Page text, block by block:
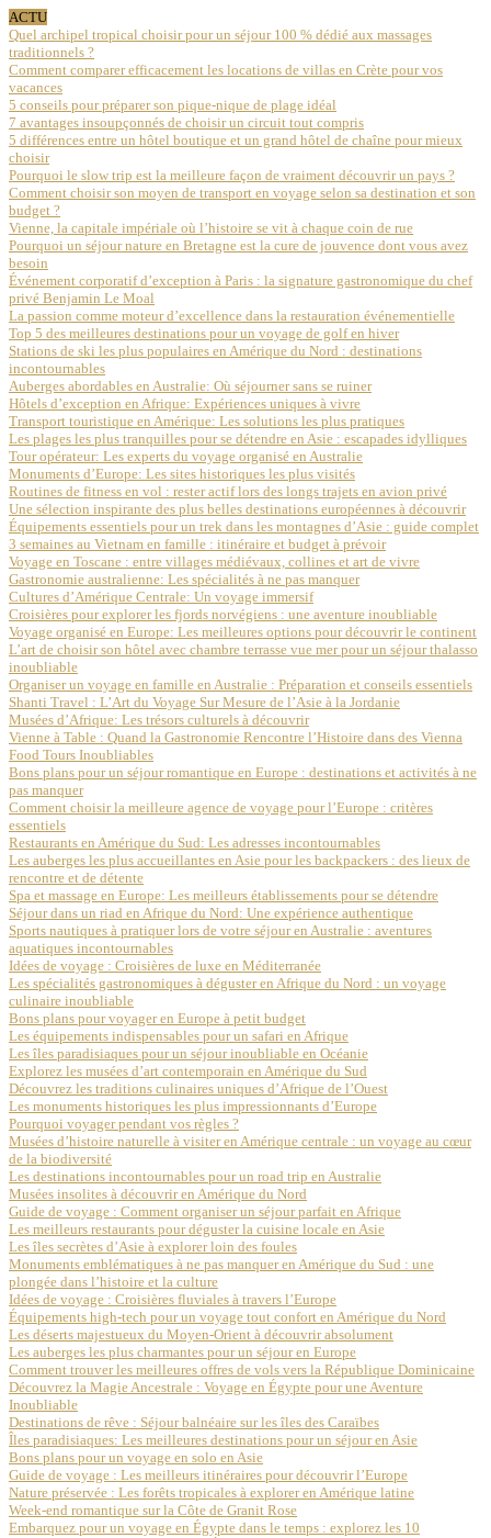
ACTU
Quel archipel tropical choisir pour un séjour 100 % dédié aux massages
traditionnels ?
Comment comparer efficacement les locations de villas en Crète pour vos
vacances
5 conseils pour préparer son pique-nique de plage idéal
7 avantages insoupçonnés de choisir un circuit tout compris
5 différences entre un hôtel boutique et un grand hôtel de chaîne pour mieux
choisir
Pourquoi le slow trip est la meilleure façon de vraiment découvrir un pays ?
Comment choisir son moyen de transport en voyage selon sa destination et son
budget ?
Vienne, la capitale impériale où l’histoire se vit à chaque coin de rue
Pourquoi un séjour nature en Bretagne est la cure de jouvence dont vous avez
besoin
Événement corporatif d’exception à Paris : la signature gastronomique du chef
privé Benjamin Le Moal
La passion comme moteur d’excellence dans la restauration événementielle
Top 5 des meilleures destinations pour un voyage de golf en hiver
Stations de ski les plus populaires en Amérique du Nord : destinations
incontournables
Auberges abordables en Australie: Où séjourner sans se ruiner
Hôtels d’exception en Afrique: Expériences uniques à vivre
Transport touristique en Amérique: Les solutions les plus pratiques
Les plages les plus tranquilles pour se détendre en Asie : escapades idylliques
Tour opérateur: Les experts du voyage organisé en Australie
Monuments d’Europe: Les sites historiques les plus visités
Routines de fitness en vol : rester actif lors des longs trajets en avion privé
Une sélection inspirante des plus belles destinations européennes à découvrir
Équipements essentiels pour un trek dans les montagnes d’Asie : guide complet
3 semaines au Vietnam en famille : itinéraire et budget à prévoir
Voyage en Toscane : entre villages médiévaux, collines et art de vivre
Gastronomie australienne: Les spécialités à ne pas manquer
Cultures d’Amérique Centrale: Un voyage immersif
Croisières pour explorer les fjords norvégiens : une aventure inoubliable
Voyage organisé en Europe: Les meilleures options pour découvrir le continent
L’art de choisir son hôtel avec chambre terrasse vue mer pour un séjour thalasso
inoubliable
Organiser un voyage en famille en Australie : Préparation et conseils essentiels
Shanti Travel : L’Art du Voyage Sur Mesure de l’Asie à la Jordanie
Musées d’Afrique: Les trésors culturels à découvrir
Vienne à Table : Quand la Gastronomie Rencontre l’Histoire dans des Vienna
Food Tours Inoubliables
Bons plans pour un séjour romantique en Europe : destinations et activités à ne
pas manquer
Comment choisir la meilleure agence de voyage pour l’Europe : critères
essentiels
Restaurants en Amérique du Sud: Les adresses incontournables
Les auberges les plus accueillantes en Asie pour les backpackers : des lieux de
rencontre et de détente
Spa et massage en Europe: Les meilleurs établissements pour se détendre
Séjour dans un riad en Afrique du Nord: Une expérience authentique
Sports nautiques à pratiquer lors de votre séjour en Australie : aventures
aquatiques incontournables
Idées de voyage : Croisières de luxe en Méditerranée
Les spécialités gastronomiques à déguster en Afrique du Nord : un voyage
culinaire inoubliable
Bons plans pour voyager en Europe à petit budget
Les équipements indispensables pour un safari en Afrique
Les îles paradisiaques pour un séjour inoubliable en Océanie
Explorez les musées d’art contemporain en Amérique du Sud
Découvrez les traditions culinaires uniques d’Afrique de l’Ouest
Les monuments historiques les plus impressionnants d’Europe
Pourquoi voyager pendant vos règles ?
Musées d’histoire naturelle à visiter en Amérique centrale : un voyage au cœur
de la biodiversité
Les destinations incontournables pour un road trip en Australie
Musées insolites à découvrir en Amérique du Nord
Guide de voyage : Comment organiser un séjour parfait en Afrique
Les meilleurs restaurants pour déguster la cuisine locale en Asie
Les îles secrètes d’Asie à explorer loin des foules
Monuments emblématiques à ne pas manquer en Amérique du Sud : une
plongée dans l’histoire et la culture
Idées de voyage : Croisières fluviales à travers l’Europe
Équipements high-tech pour un voyage tout confort en Amérique du Nord
Les déserts majestueux du Moyen-Orient à découvrir absolument
Les auberges les plus charmantes pour un séjour en Europe
Comment trouver les meilleures offres de vols vers la République Dominicaine
Découvrez la Magie Ancestrale : Voyage en Égypte pour une Aventure
Inoubliable
Destinations de rêve : Séjour balnéaire sur les îles des Caraïbes
Îles paradisiaques: Les meilleures destinations pour un séjour en Asie
Bons plans pour un voyage en solo en Asie
Guide de voyage : Les meilleurs itinéraires pour découvrir l’Europe
Nature préservée : Les forêts tropicales à explorer en Amérique latine
Week-end romantique sur la Côte de Granit Rose
Embarquez pour un voyage en Égypte dans le temps : explorez les 10